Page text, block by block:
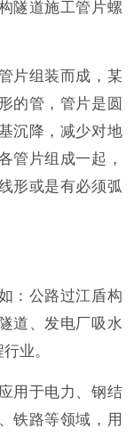
隧道施工管片螺
片组装而成，某
的管，管片是圆
沉降，减少对地
管片组成一起，
形或是有必须弧
：公路过江盾构
道、发电厂吸水
业。
用于电力、钢结
铁路等领域，用